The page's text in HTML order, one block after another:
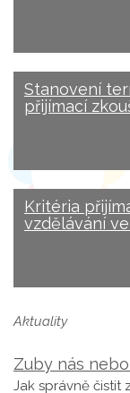
Stanovení
přijímací
Kritéria
vzdělávání
Aktuality
Zuby nás
Jak správně čistit